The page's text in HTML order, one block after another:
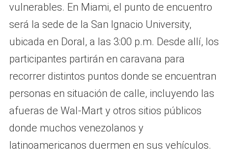
vulnerables. En Miami, el punto de encuentro
será la sede de la San Ignacio University,
ubicada en Doral, a las 3:00 p.m. Desde allí, los
participantes partirán en caravana para
recorrer distintos puntos donde se encuentran
personas en situación de calle, incluyendo las
afueras de Wal-Mart y otros sitios públicos
donde muchos venezolanos y
latinoamericanos duermen en sus vehículos.